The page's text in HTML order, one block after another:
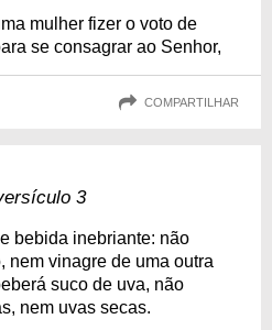
mulher fizer o voto de
se consagrar ao Senhor,
COMPARTILHAR
3
bebida inebriante: não
nem vinagre de uma outra
suco de uva, não
nem uvas secas.